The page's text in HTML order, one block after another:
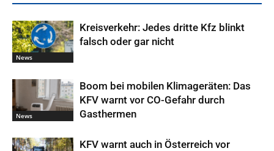
News
Kreisverkehr: Jedes dritte Kfz blinkt
falsch oder gar nicht
News
Boom bei mobilen Klimageräten: Das
KFV warnt vor CO-Gefahr durch
Gasthermen
KFV warnt auch in Österreich vor